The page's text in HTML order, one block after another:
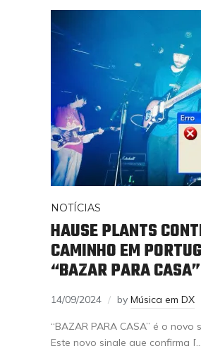
NOTÍCIAS
HAUSE PLANTS
CAMINHO EM
“BAZAR PARA CASA”
14/09/2024 by Música em DX
“BAZAR PARA CASA” é o
Este novo single que confirma